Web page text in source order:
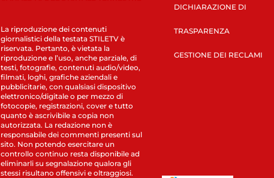
La riproduzione dei contenuti
giornalistici della testata STILETV è
riservata. Pertanto, è vietata la
riproduzione e l’uso, anche parziale, di
testi, fotografie, contenuti audio/video,
filmati, loghi, grafiche aziendali e
pubblicitarie, con qualsiasi dispositivo
elettronico/digitale o per mezzo di
fotocopie, registrazioni, cover e tutto
quanto è ascrivibile a copia non
autorizzata. La redazione non è
responsabile dei commenti presenti sul
sito. Non potendo esercitare un
controllo continuo resta disponibile ad
eliminarli su segnalazione qualora gli
stessi risultano offensivi e oltraggiosi.
DICHIARAZIONE DI
TRASPARENZA
GESTIONE DEI RECLAMI